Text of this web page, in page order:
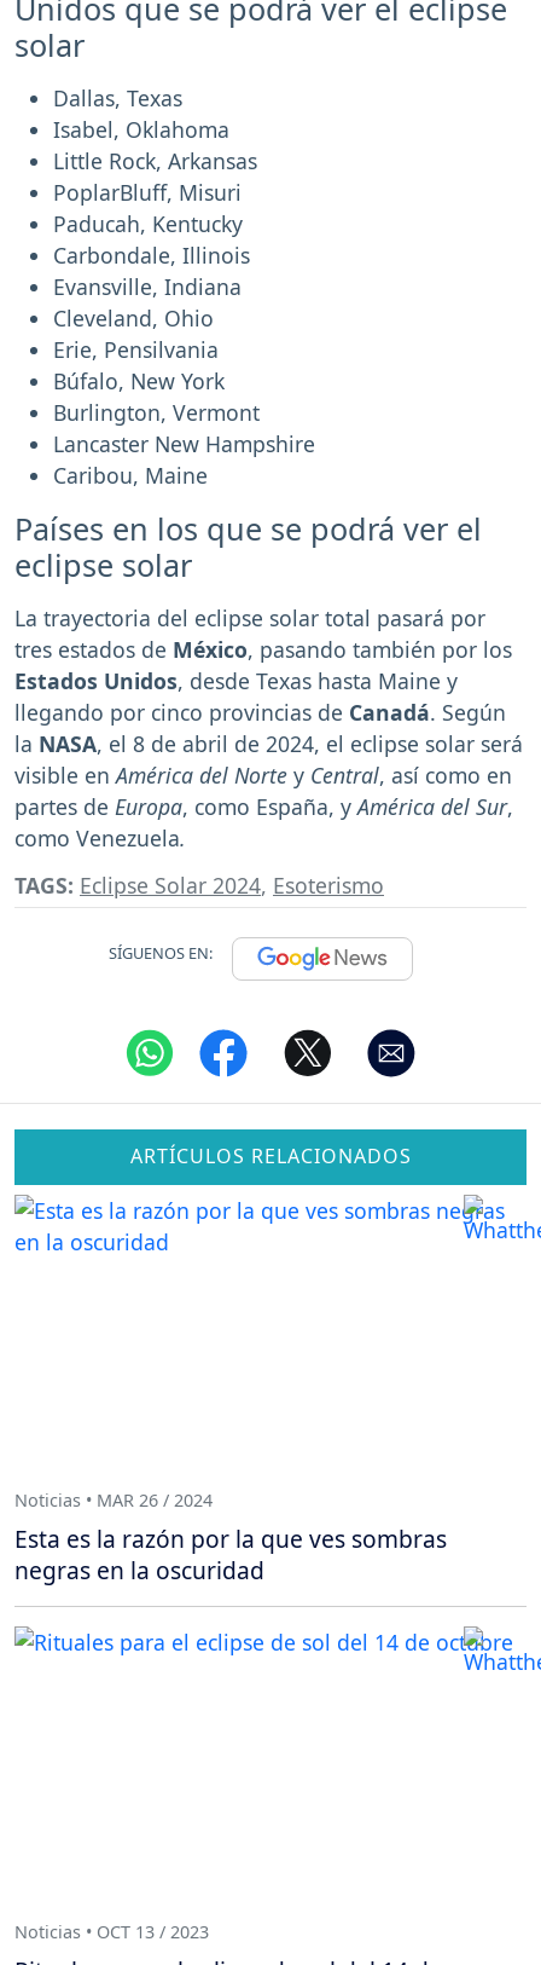
Unidos que se podrá ver el eclipse
solar
Dallas, Texas
Isabel, Oklahoma
Little Rock, Arkansas
PoplarBluff, Misuri
Paducah, Kentucky
Carbondale, Illinois
Evansville, Indiana
Cleveland, Ohio
Erie, Pensilvania
Búfalo, New York
Burlington, Vermont
Lancaster New Hampshire
Caribou, Maine
Países en los que se podrá ver el
eclipse solar
La trayectoria del eclipse solar total pasará por
tres estados de México, pasando también por los
Estados Unidos, desde Texas hasta Maine y
llegando por cinco provincias de Canadá. Según
la NASA, el 8 de abril de 2024, el eclipse solar será
visible enAmérica del Norte y Central, así como en
partes de Europa, como España, yAmérica del Sur,
como Venezuela.
TAGS: Eclipse Solar 2024, Esoterismo
SÍGUENOS EN:
ARTÍCULOS RELACIONADOS
Noticias • MAR 26 / 2024
Esta es la razón por la que ves sombras
negras en la oscuridad
Noticias • OCT 13 / 2023